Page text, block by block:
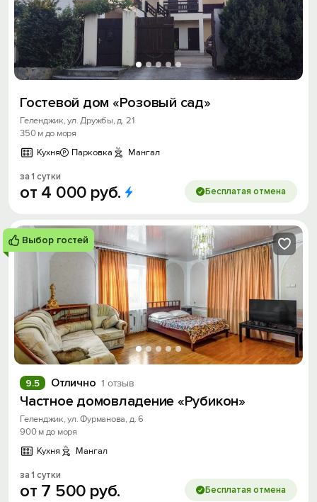
Гостевой дом «Розовый сад»
Геленджик, ул. Дружбы, д. 21
350 м до моря
Кухня
Парковка Мангал
за 1 сутки
от 4 000 руб. Бесплатая отмена
Выбор гостей
Отлично 1 отзыв
9.5
Частное домовладение «Рубикон»
Геленджик, ул. Фурманова, д. 6
900 м до моря
Кухня
Мангал
за 1 сутки
от 7 500 руб. Бесплатая отмена